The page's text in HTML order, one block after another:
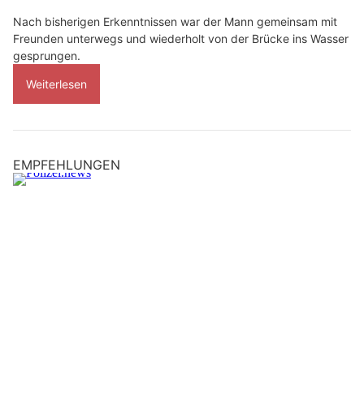
Nach bisherigen Erkenntnissen war der Mann gemeinsam mit
Freunden unterwegs und wiederholt von der Brücke ins Wasser
gesprungen.
Weiterlesen
EMPFEHLUNGEN